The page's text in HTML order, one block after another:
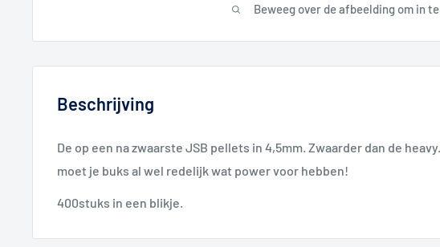
Beweeg over de afbeelding om in
Beschrijving
De op een na zwaarste JSB pellets in 4,5mm. Zwaarder dan de
moet je buks al wel redelijk wat power voor hebben!
400stuks in een blikje.